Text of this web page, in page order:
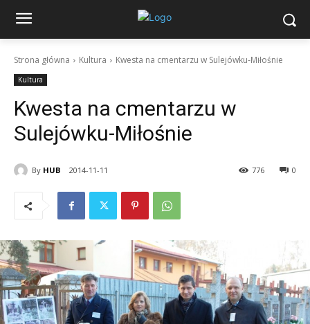
Strona główna Kultura Kwesta na cmentarzu w Sulejówku-Miłośnie
Kultura
Kwesta na cmentarzu w
Sulejówku-Miłośnie
By HUB 2014-11-11 0
776